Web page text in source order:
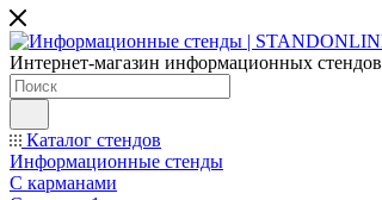
Интернет-магазин информационных стендов
Каталог стендов
Информационные стенды
С карманами